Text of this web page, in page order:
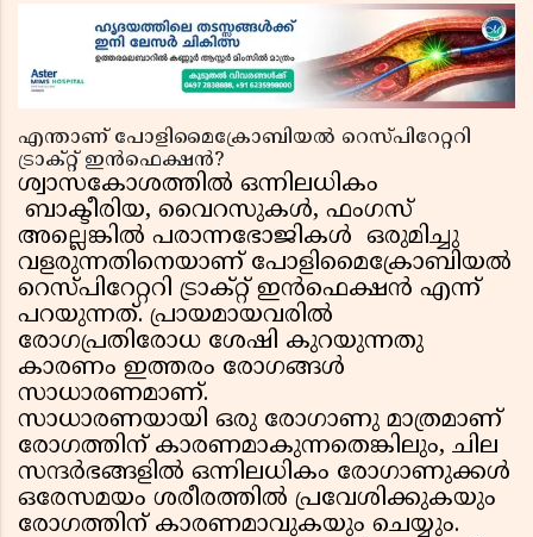
എന്താണ് പോളിമൈക്രോബിയൽ റെസ്പിറേറ്ററി
ട്രാക്റ്റ് ഇൻഫെക്ഷൻ?
ശ്വാസകോശത്തിൽ ഒന്നിലധികം
ബാക്ടീരിയ, വൈറസുകൾ, ഫംഗസ്
അല്ലെങ്കിൽ പരാന്നഭോജികൾ ഒരുമിച്ചു
വളരുന്നതിനെയാണ് പോളിമൈക്രോബിയൽ
റെസ്പിറേറ്ററി ട്രാക്റ്റ് ഇൻഫെക്ഷൻ എന്ന്
പറയുന്നത്. പ്രായമായവരിൽ
രോഗപ്രതിരോധ ശേഷി കുറയുന്നതു
കാരണം ഇത്തരം രോഗങ്ങൾ
സാധാരണമാണ്.
സാധാരണയായി ഒരു രോഗാണു മാത്രമാണ്
രോഗത്തിന് കാരണമാകുന്നതെങ്കിലും, ചില
സന്ദർഭങ്ങളിൽ ഒന്നിലധികം രോഗാണുക്കൾ
ഒരേസമയം ശരീരത്തിൽ പ്രവേശിക്കുകയും
രോഗത്തിന് കാരണമാവുകയും ചെയ്യും.